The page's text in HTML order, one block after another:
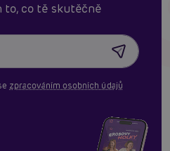
to, co tě skutěčně
zpracováním osobních údajů